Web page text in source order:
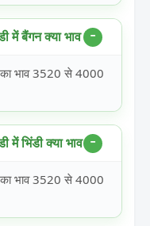
बैंगन क्या भाव है?
भाव 3520 से 4000
क्या भाव है?
भाव 3520 से 4000